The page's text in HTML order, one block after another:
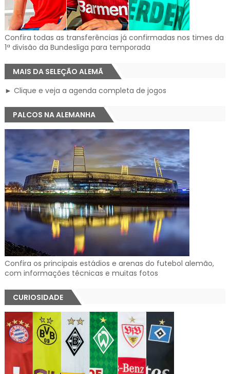
Confira todas as transferências já confirmadas nos times da
1ª divisão da Bundesliga para temporada
MAIS DA SELEÇÃO ALEMÃ
► Clique e veja a agenda completa de jogos
PALCOS NA ALEMANHA
Confira os principais estádios e arenas do futebol alemão,
com informações técnicas e muitas fotos
CURIOSIDADE